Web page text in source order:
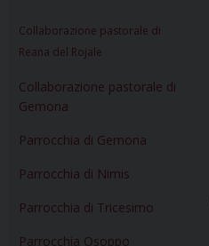
Collaborazione pastorale di
Reana del Rojale
Collaborazione pastorale di
Gemona
Parrocchia di Gemona
Parrocchia di Nimis
Parrocchia di Tricesimo
Parrocchia Osoppo